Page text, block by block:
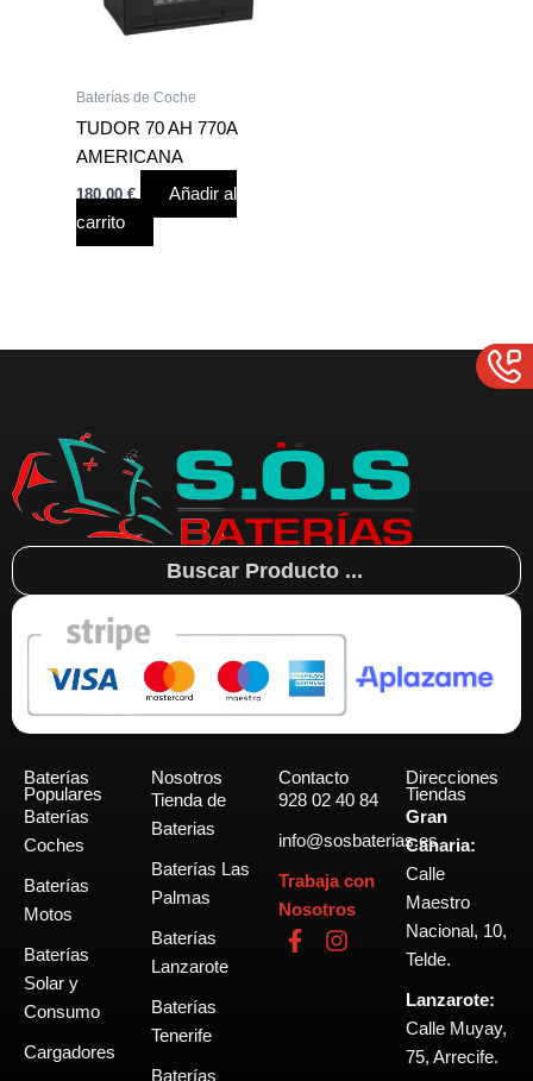
Baterías de Coche
TUDOR 70 AH 770A
AMERICANA
180,00€
Añadir al
carrito
Search
...
Baterías
Populares
Baterías
Coches
Baterías
Motos
Baterías
Solar y
Consumo
Cargadores
Nosotros
Tienda de
Baterias
Baterías Las
Palmas
Baterías
Lanzarote
Baterías
Tenerife
Baterías
Contacto
928 02 40 84
info@sosbaterias.es
Trabaja con
Nosotros
F
a
I
n
Direcciones
Tiendas
Gran
Canaria:
Calle
Maestro
Nacional, 10,
Telde.
Lanzarote:
Calle Muyay,
75, Arrecife.